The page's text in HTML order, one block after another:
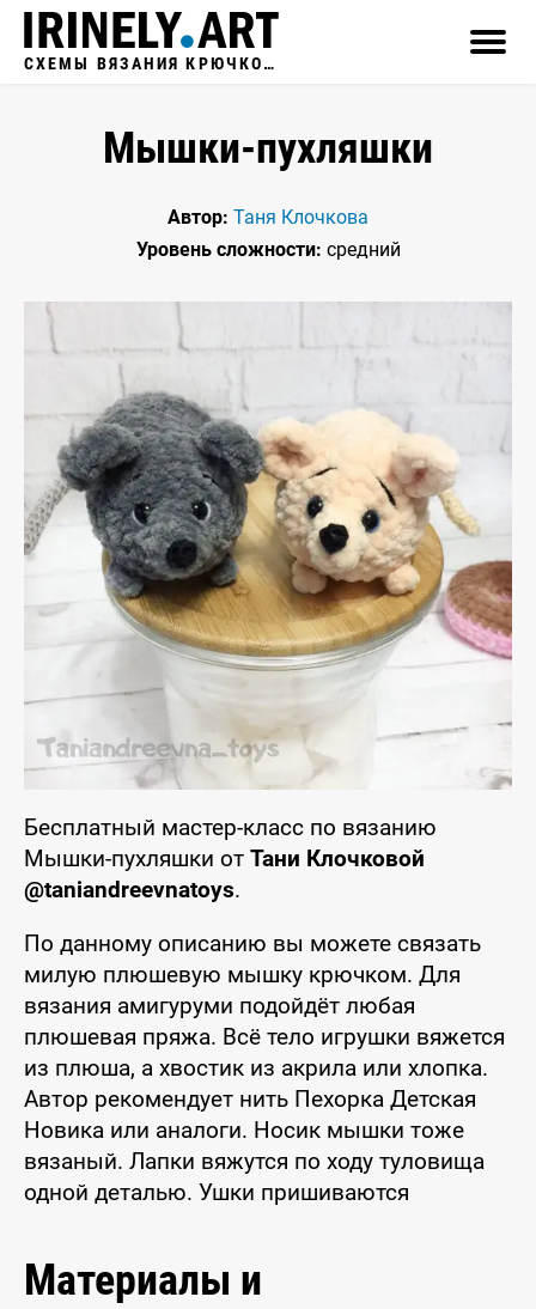
СХЕМЫ ВЯЗАНИЯ КРЮЧКОМ
Мышки-пухляшки
Автор: Таня Клочкова
Уровень сложности: средний
Бесплатный мастер-класс по вязанию
Мышки-пухляшки от Тани Клочковой
@taniandreevnatoys.
По данному описанию вы можете связать
милую плюшевую мышку крючком. Для
вязания амигуруми подойдёт любая
плюшевая пряжа. Всё тело игрушки вяжется
из плюша, а хвостик из акрила или хлопка.
Автор рекомендует нить Пехорка Детская
Новика или аналоги. Носик мышки тоже
вязаный. Лапки вяжутся по ходу туловища
одной деталью. Ушки пришиваются
Материалы и